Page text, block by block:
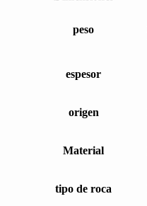
peso
espesor
origen
Material
tipo de roca